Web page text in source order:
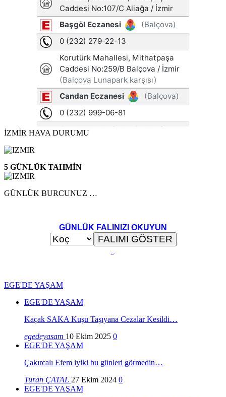
İZMİR HAVA DURUMU
5 GÜNLÜK TAHMİN
GÜNLÜK BURCUNUZ …
GÜNLÜK FALINIZI OKUYUN
...
EGE'DE YAŞAM
EGE'DE YAŞAM
Kaçak SAKA Kuşu Taşıyana Cezalar Kesildi…
egedeyasam 10 Ekim 2025 0
EGE'DE YAŞAM
Çakırcalı Efem iyiki bu günleri görmedin…
Turan ÇATAL 27 Ekim 2024 0
EGE'DE YAŞAM